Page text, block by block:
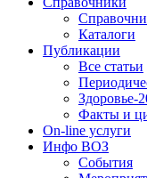
Каталоги
Публикации
Все статьи
Здоровье-
Факты и
On-line услуги
Инфо ВОЗ
События